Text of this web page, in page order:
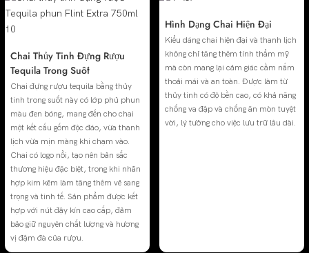
Chai Thủy Tinh Đựng Rượu
Tequila Trong Suốt
Chai đựng rượu tequila bằng thủy
tinh trong suốt này có lớp phủ phun
màu đen bóng, mang đến cho chai
một kết cấu gốm độc đáo, vừa thanh
lịch vừa mịn màng khi chạm vào.
Chai có logo nổi, tạo nên bản sắc
thương hiệu đặc biệt, trong khi nhãn
hợp kim kẽm làm tăng thêm vẻ sang
trọng và tinh tế. Sản phẩm được kết
hợp với nút đậy kín cao cấp, đảm
bảo giữ nguyên chất lượng và hương
vị đậm đà của rượu.
Hình Dạng Chai Hiện Đại
Kiểu dáng chai hiện đại và thanh lịch
không chỉ tăng thêm tính thẩm mỹ
mà còn mang lại cảm giác cầm nắm
thoải mái và an toàn. Được làm từ
thủy tinh có độ bền cao, có khả năng
chống va đập và chống ăn mòn tuyệt
vời, lý tưởng cho việc lưu trữ lâu dài.